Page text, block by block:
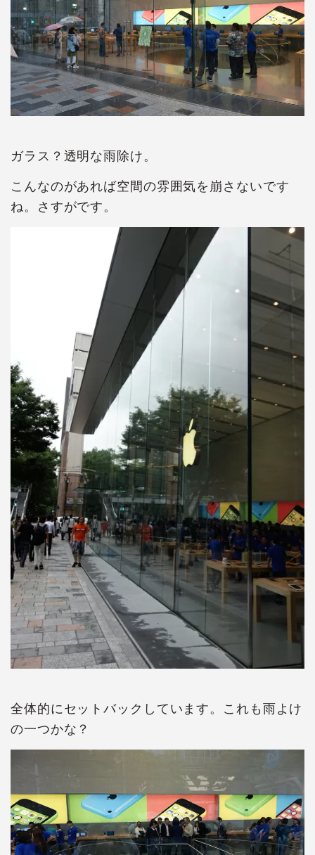
ガラス？透明な雨除け。
こんなのがあれば空間の雰囲気を崩さないです
ね。さすがです。
全体的にセットバックしています。これも雨よけ
の一つかな？